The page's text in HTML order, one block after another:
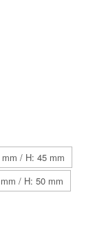
/ H: 45 mm
/ H: 50 mm